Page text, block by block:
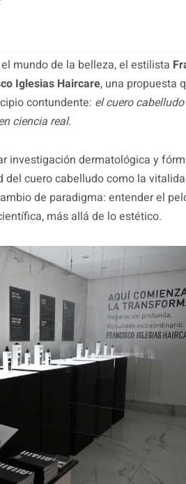
mundo de la belleza, el estilista
Iglesias Haircare, una propuesta
contundente: el cuero
ciencia real.
investigación dermatológica y
cuero cabelludo como la
de paradigma: entender el
más allá de lo estético.